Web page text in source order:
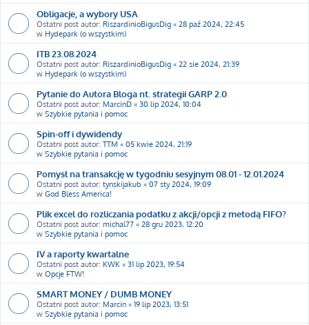
Obligacje, a wybory USA
Ostatni post autor: RiszardinioBigusDig « 28 paź 2024, 22:45
w Hydepark (o wszystkim)
ITB 23.08.2024
Ostatni post autor: RiszardinioBigusDig « 22 sie 2024, 21:39
w Hydepark (o wszystkim)
Pytanie do Autora Bloga nt. strategii GARP 2.0
Ostatni post autor: MarcinD « 30 lip 2024, 10:04
w Szybkie pytania i pomoc
Spin-off i dywidendy
Ostatni post autor: TTM « 05 kwie 2024, 21:19
w Szybkie pytania i pomoc
Pomysł na transakcję w tygodniu sesyjnym 08.01 - 12.01.2024
Ostatni post autor: tynskijakub « 07 sty 2024, 19:09
w God Bless America!
Plik excel do rozliczania podatku z akcji/opcji z metodą FIFO?
Ostatni post autor: michal77 « 28 gru 2023, 12:20
w Szybkie pytania i pomoc
IV a raporty kwartalne
Ostatni post autor: KWK « 31 lip 2023, 19:54
w Opcje FTW!
SMART MONEY / DUMB MONEY
Ostatni post autor: Marcin « 19 lip 2023, 13:51
w Szybkie pytania i pomoc